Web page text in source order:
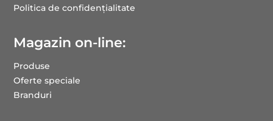
Politica de confidențialitate
Magazin on-line:
Produse
Oferte speciale
Branduri